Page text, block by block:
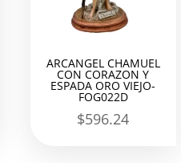
ARCANGEL CHAMUEL
CON CORAZON Y
ESPADA ORO VIEJO-
FOG022D
$596.24